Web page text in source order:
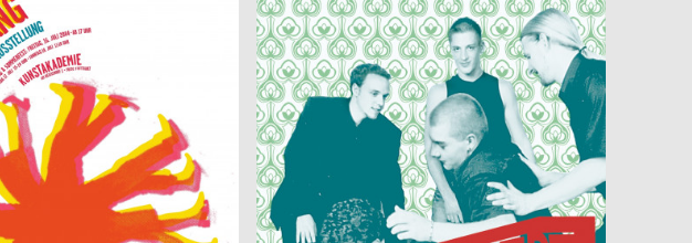
AkaKonzert